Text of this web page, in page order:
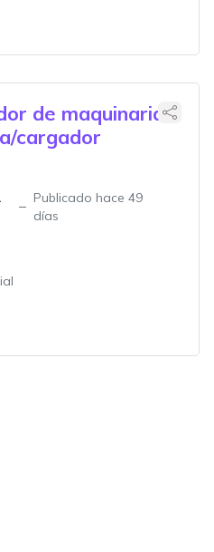
de maquinaria
cargador
Publicado hace 49
días